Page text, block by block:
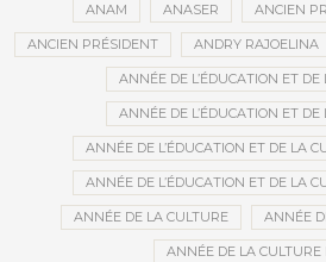
ANAM ANASER ANCIEN
ANCIEN PRÉSIDENT ANDRY RAJOELINA
ANNÉE DE L’ÉDUCATION ET DE
ANNÉE DE L’ÉDUCATION ET DE
ANNÉE DE L’ÉDUCATION ET DE LA
ANNÉE DE L’ÉDUCATION ET DE LA
ANNÉE DE LA CULTURE ANNÉE
ANNÉE DE LA CULTURE